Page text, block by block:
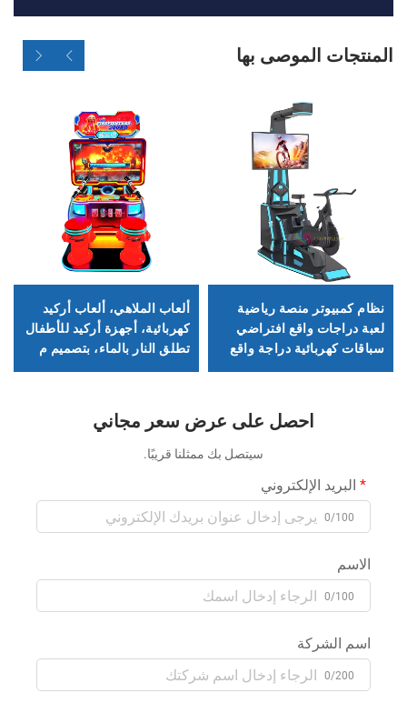
المنتجات الموصى بها
نظام كمبيوتر منصة رياضية
لعبة دراجات واقع افتراضي
سباقات كهربائية دراجة واقع
ألعاب الملاهي، ألعاب أركيد
كهربائية، أجهزة أركيد للأطفال
تطلق النار بالماء، بتصميم م
احصل على عرض سعر مجاني
سيتصل بك ممثلنا قريبًا.
البريد الإلكتروني
0/100
الاسم
0/100
اسم الشركة
0/200